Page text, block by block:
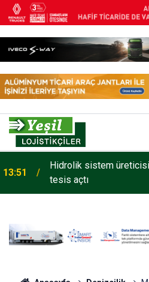
13:51
Hidrolik sistem
tesis açtı